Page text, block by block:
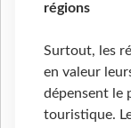
régions
Surtout, les
en valeur
dépensent le
touristique.